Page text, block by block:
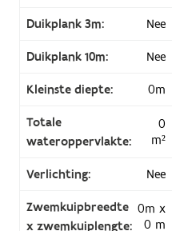
Duikplank 3m: Nee
Duikplank 10m: Nee
Kleinste diepte: 0m
Totale
wateroppervlakte:
0
m²
Verlichting: Nee
Zwemkuipbreedte
x zwemkuiplengte:
0m x
0 m